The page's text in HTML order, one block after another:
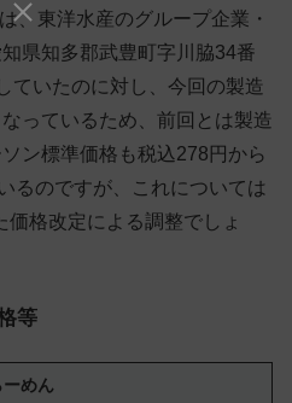
、東洋水産のグループ企業・
県知多郡武豊町字川脇34番
ていたのに対し、今回の製造
っているため、前回とは製造
ン標準価格も税込278円から
るのですが、これについては
格改定による調整でしょ
等
めん